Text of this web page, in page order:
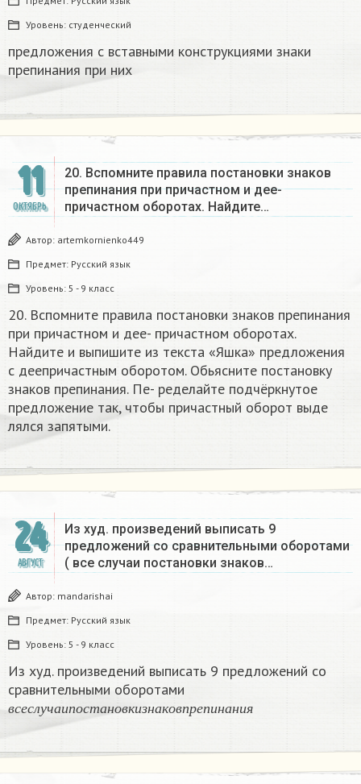
Уровень: студенческий
предложения с вставными конструкциями знаки
препинания при них
11
ОКТЯБРЬ
20. Вспомните правила постановки знаков
препинания при причастном и дее-
причастном оборотах. Найдите…
Автор: artemkornienko449
Предмет: Русский язык
Уровень: 5 - 9 класс
20. Вспомните правила постановки знаков препинания
при причастном и дее- причастном оборотах.
Найдите и выпишите из текста «Яшка» предложения
с деепричастным оборотом. Обьясните постановку
знаков препинания. Пе- ределайте подчёркнутое
предложение так, чтобы причастный оборот выде
лялся запятыми. ​
24
АВГУСТ
Из худ. произведений выписать 9
предложений со сравнительными оборотами
( все случаи постановки знаков…
Автор: mandarishai
Предмет: Русский язык
Уровень: 5 - 9 класс
Из худ. произведений выписать 9 предложений со
сравнительными оборотами
в с е сл у ч а и п о с т а н о в к и з н а к о в п р е п и н а н ия
всеслучаипост ановкизн